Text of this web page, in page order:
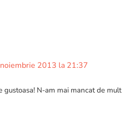
2013 la 21:37
gustoasa! N-am mai mancat de mult